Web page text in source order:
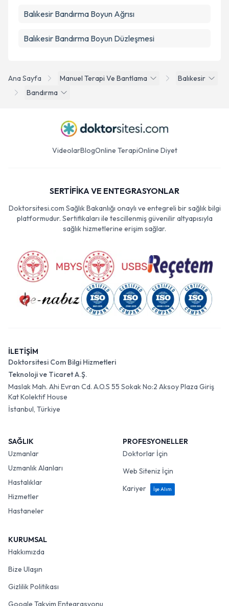
Ana Sayfa Manuel Terapi Ve Bantlama
Balıkesir
Bandırma
Balıkesir Bandırma Boyun Ağrısı
Balıkesir Bandırma Boyun Düzleşmesi
VideolarBlogOnline TerapiOnline Diyet
SERTİFİKA VE ENTEGRASYONLAR
Doktorsitesi.com Sağlık Bakanlığı onaylı ve entegreli bir sağlık bilgi
platformudur. Sertifikaları ile tescillenmiş güvenilir altyapısıyla
sağlık hizmetlerine erişim sağlar.
İLETİŞİM
Doktorsitesi Com Bilgi Hizmetleri
Teknoloji ve Ticaret A.Ş.
Maslak Mah. Ahi Evran Cd. A.O.S 55 Sokak No:2 Aksoy Plaza Giriş
Kat Kolektif House
İstanbul, Türkiye
SAĞLIK
Uzmanlar
Uzmanlık Alanları
Hastalıklar
Hizmetler
Hastaneler
PROFESYONELLER
Doktorlar İçin
Web Siteniz İçin
Kariyer
İşe Alım
KURUMSAL
Hakkımızda
Bize Ulaşın
Gizlilik Politikası
Google Takvim Entegrasyonu